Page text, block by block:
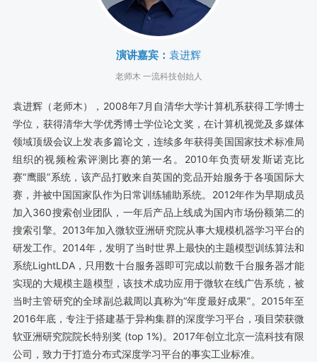
演讲嘉宾： 袁进辉
老师木 一流科技创始人
袁进辉（老师木），2008年7月自清华大学计算机系获得工学博士
学位，获得清华大学优秀博士学位论文奖，在计算机视觉及多媒体
领域顶级会议上发表多篇论文，连续多年获得美国国家技术标准局
组织的视频检索评测比赛的第一名。2010年负责研发斯诺克比
赛“鹰眼”系统，该产品打败来自英国的竞品开始服务于各项国际大
赛，并被中国国家队作为日常训练辅助系统。2012年作为早期成员
加入360搜索创业团队，一年后产品上线成为国内市场份额第二的
搜索引擎。2013年加入微软亚洲研究院从事大规模机器学习平台的
研发工作。2014年，发明了当时世界上最快的主题模型训练算法和
系统LightLDA，只用数十台服务器即可完成以前数千台服务器才能
实现的大规模主题模型，该技术成功应用于微软在线广告系统，被
当时主管研究的全球副总裁周以真称为“年度最好成果”。2015年至
2016年底，专注于搭建基于异构集群的深度学习平台，项目荣获微
软亚洲研究院院长特别奖 (top 1%)。2017年创立北京一流科技有限
公司，致力于打造分布式深度学习平台的事实工业标准。